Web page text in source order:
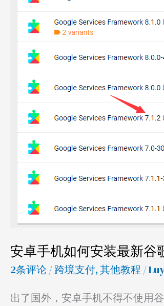
安卓手机如何安装最新谷
2条评论 /跨境支付,其他教程 /
出了国外，安卓手机不得不使用